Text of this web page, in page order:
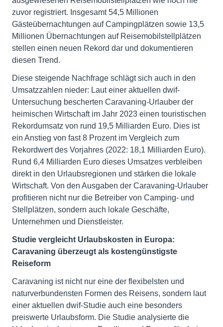
zuvor registriert. Insgesamt 54,5 Millionen
Gästeübernachtungen auf Campingplätzen sowie 13,5
Millionen Übernachtungen auf Reisemobilstellplätzen
stellen einen neuen Rekord dar und dokumentieren
diesen Trend.
Diese steigende Nachfrage schlägt sich auch in den
Umsatzzahlen nieder: Laut einer aktuellen dwif-
Untersuchung bescherten Caravaning-Urlauber der
heimischen Wirtschaft im Jahr 2023 einen touristischen
Rekordumsatz von rund 19,5 Milliarden Euro. Dies ist
ein Anstieg von fast 8 Prozent im Vergleich zum
Rekordwert des Vorjahres (2022: 18,1 Milliarden Euro).
Rund 6,4 Milliarden Euro dieses Umsatzes verbleiben
direkt in den Urlaubsregionen und stärken die lokale
Wirtschaft. Von den Ausgaben der Caravaning-Urlauber
profitieren nicht nur die Betreiber von Camping- und
Stellplätzen, sondern auch lokale Geschäfte,
Unternehmen und Dienstleister.
Studie vergleicht Urlaubskosten in Europa:
Caravaning überzeugt als kostengünstigste
Reiseform
Caravaning ist nicht nur eine der flexibelsten und
naturverbundensten Formen des Reisens, sondern laut
einer aktuellen dwif-Studie auch eine besonders
preiswerte Urlaubsform. Die Studie analysierte die